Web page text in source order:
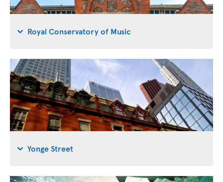
Royal Conservatory of Music
Yonge Street